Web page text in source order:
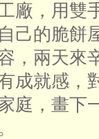
廠，用雙
己的脆餅
，兩天來
成就感，
庭，畫下